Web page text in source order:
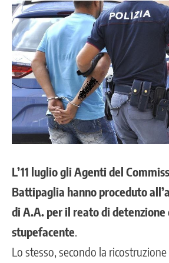
L’11 luglio gli Agenti del
Battipaglia hanno proceduto
di A.A. per il reato di detenzione
stupefacente
Lo stesso, secondo la